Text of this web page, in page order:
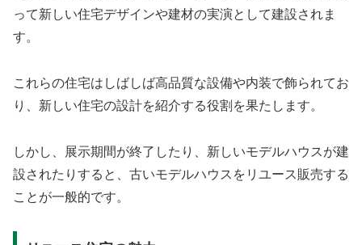
って新しい住宅デザインや建材の実演として建設されま
す。
これらの住宅はしばしば高品質な設備や内装で飾られてお
り、新しい住宅の設計を紹介する役割を果たします。
しかし、展示期間が終了したり、新しいモデルハウスが建
設されたりすると、古いモデルハウスをリユース販売する
ことが一般的です。